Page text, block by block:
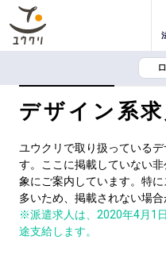
デザイン系
ユウクリで取り扱っている
す。ここに掲載していない
象にご案内しています。特
多いため、掲載されない場
※派遣求人は、2020年4月1
途支給します。